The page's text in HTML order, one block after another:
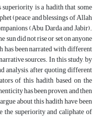
is a hadith that some
(peace and blessings of Allah
(Abu Darda and Jabir).
sun did not rise or set on anyone
been narrated with different
sources. In this study, by
analysis, after quoting different
of this hadith based on the
has been proven, and then
about this hadith have been
superiority and caliphate of